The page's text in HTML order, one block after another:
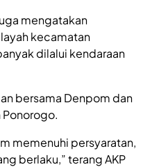
mengatakan
kecamatan
dilalui kendaraan
bersama Denpom dan
Ponorogo.
memenuhi persyaratan,
berlaku,” terang AKP